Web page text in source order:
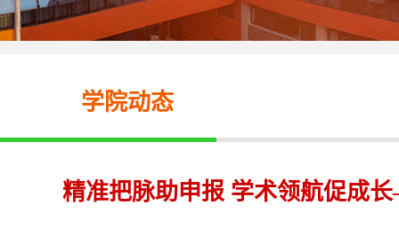
学院动态
精准把脉助申报 学术领航促成